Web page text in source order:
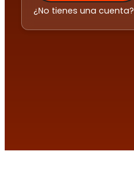
¿No tienes una cuenta?